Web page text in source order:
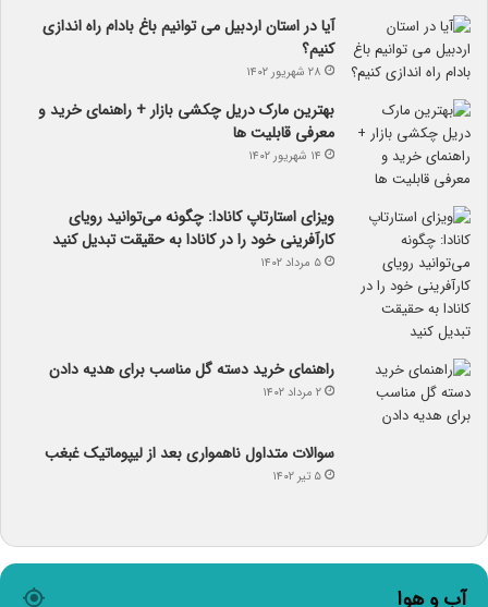
آیا در استان اردبیل می توانیم باغ بادام راه اندازی
کنیم؟
۲۸ شهریور ۱۴۰۲
بهترین مارک دریل چکشی بازار + راهنمای خرید و
معرفی قابلیت ها
۱۴ شهریور ۱۴۰۲
ویزای استارتاپ کانادا: چگونه می‌توانید رویای
کارآفرینی خود را در کانادا به حقیقت تبدیل کنید
۵ مرداد ۱۴۰۲
راهنمای خرید دسته گل مناسب برای هدیه دادن
۲ مرداد ۱۴۰۲
سوالات متداول ناهمواری بعد از لیپوماتیک غبغب
۵ تیر ۱۴۰۲
آب و هوا